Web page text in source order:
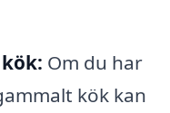
Om du har
kök kan